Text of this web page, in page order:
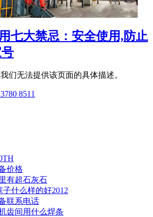
七大禁忌：安全使用,防止
们无法提供该页面的具体描述。
8511
价格
有超石灰石
子什么样的好2012
联系电话
齿间用什么焊条